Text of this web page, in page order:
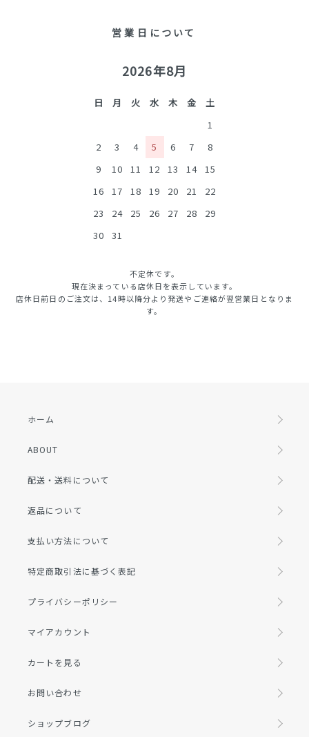
営業日について
2026年8月
日 月 火 水 木 金
土
1
2
3 4 5 6 7
8
9
10 11 12 13 14
15
16
17 18 19 20 21
22
23
24 25 26 27 28
29
30
31
不定休です。
現在決まっている店休日を表示しています。
店休日前日のご注文は、14時以降分より発送やご連絡が翌営業日となりま
す。
ホーム
ABOUT
配送・送料について
返品について
支払い方法について
特定商取引法に基づく表記
プライバシーポリシー
マイアカウント
カートを見る
お問い合わせ
ショップブログ